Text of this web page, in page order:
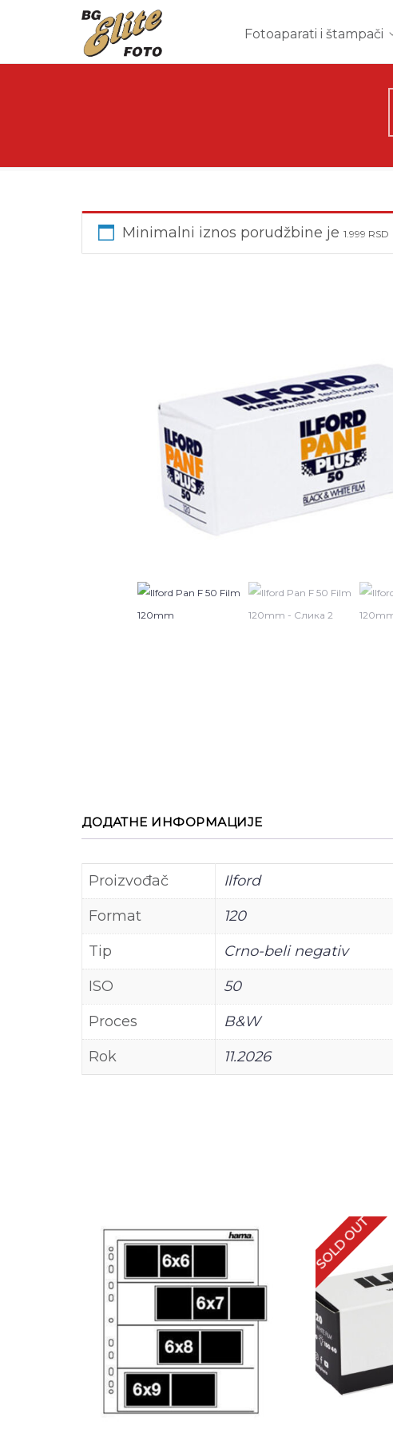
Fotoaparati i štampači
Minimalni iznos porudžbine je 1.999 RSD
ДОДАТНЕ ИНФОРМАЦИЈЕ
Proizvođač
Ilford
Format
120
Tip
Crno-beli negativ
ISO
50
Proces
B&W
Rok
11.2026
SOLD OUT